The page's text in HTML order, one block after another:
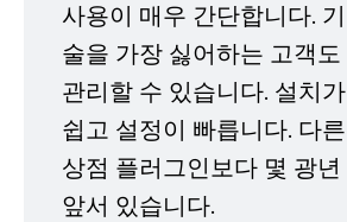
사용이 매우 간단합니다. 기
술을 가장 싫어하는 고객도
관리할 수 있습니다. 설치가
쉽고 설정이 빠릅니다. 다른
상점 플러그인보다 몇 광년
앞서 있습니다.